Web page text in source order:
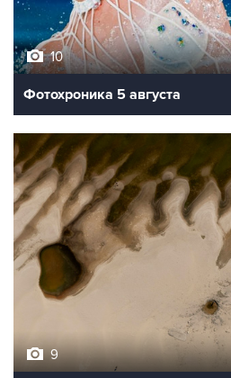
10
Фотохроника 5 августа
9